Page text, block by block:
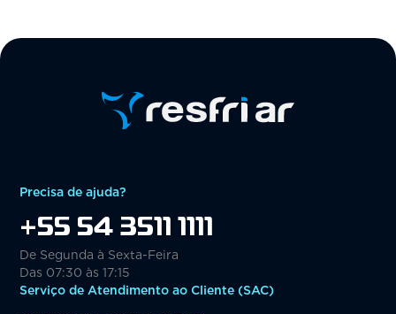
Precisa de ajuda?
+55 54 3511 1111
De Segunda à Sexta-Feira
Das 07:30 às 17:15
Serviço de Atendimento ao Cliente (SAC)